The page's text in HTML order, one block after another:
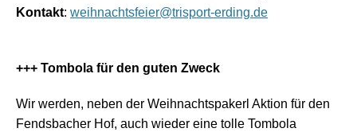
Kontakt: weihnachtsfeier@trisport-erding.de
+++ Tombola für den guten Zweck
Wir werden, neben der Weihnachtspakerl Aktion für den
Fendsbacher Hof, auch wieder eine tolle Tombola